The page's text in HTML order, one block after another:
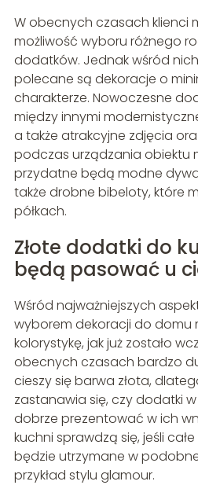
W obecnych czasach klienci
możliwość wyboru różnego
dodatków. Jednak wśród
polecane są dekoracje o
charakterze. Nowoczesne
między innymi
a także atrakcyjne zdjęcia
podczas urządzania obiektu
przydatne będą modne
także drobne bibeloty, które
półkach.
Złote dodatki do
będą pasować u
Wśród najważniejszych
wyborem dekoracji do domu
kolorystykę, jak już zostało
obecnych czasach bardzo
cieszy się barwa złota,
zastanawia się, czy dodatki
dobrze prezentować w ich
kuchni sprawdzą się, jeśli
będzie utrzymane w
przykład stylu glamour.